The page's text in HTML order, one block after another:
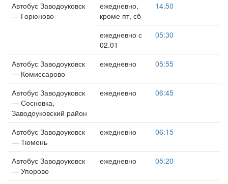
Автобус Заводоуковск
— Горюново
ежедневно,
кроме пт, сб
14:50
ежедневно с
02.01
05:30
Автобус Заводоуковск
— Комиссарово
ежедневно 05:55
Автобус Заводоуковск
— Сосновка,
Заводоуковский район
ежедневно 06:45
Автобус Заводоуковск
— Тюмень
ежедневно 06:15
Автобус Заводоуковск
— Упорово
ежедневно 05:20